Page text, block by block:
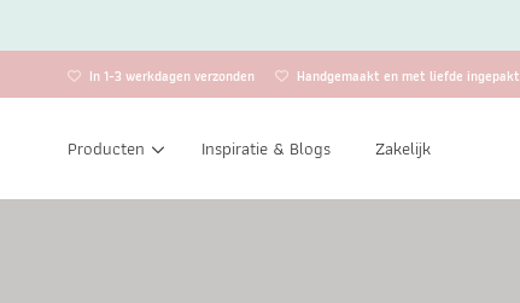
In 1-3 werkdagen verzonden Handgemaakt en met liefde ingepakt
Producten Inspiratie & Blogs Zakelijk